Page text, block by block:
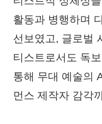
활동과 병행하며
선보였고, 글로벌
티스트로서도 독
통해 무대 예술의
먼스 제작자 감각